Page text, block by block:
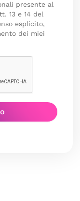
presente al
13 e 14 del
esplicito,
dei miei